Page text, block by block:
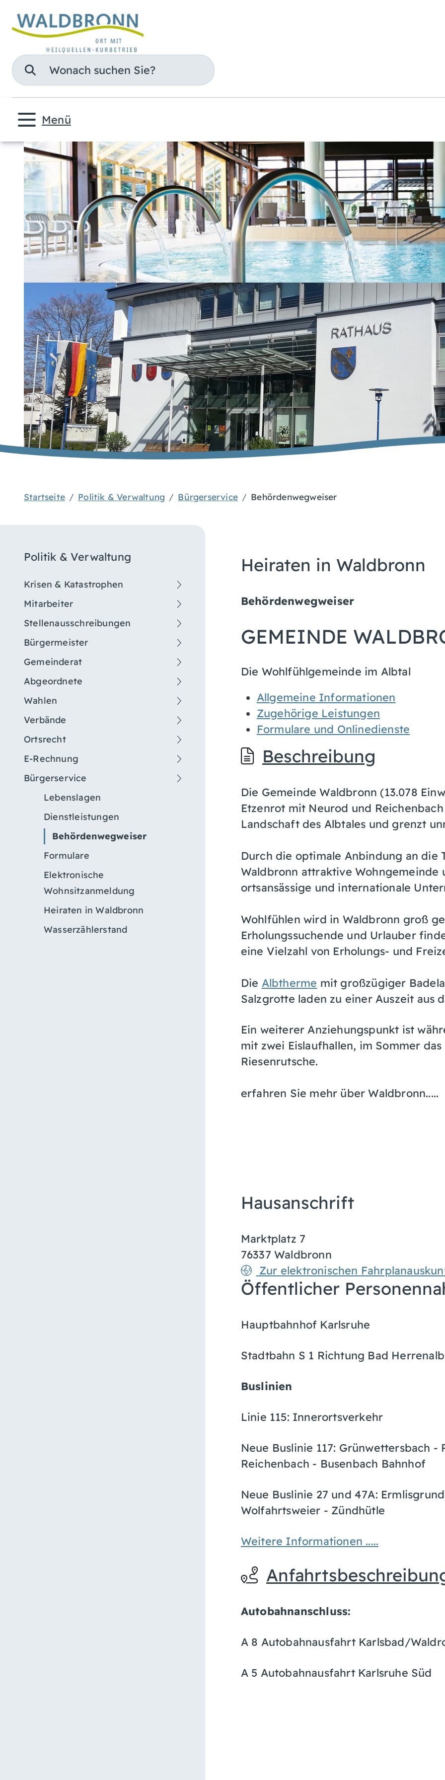
Suche
Menü
Startseite Politik & Verwaltung Bürgerservice Behördenwegweiser
Politik & Verwaltung
Krisen & Katastrophen
Mitarbeiter
Stellenausschreibungen
Bürgermeister
Gemeinderat
Abgeordnete
Wahlen
Verbände
Ortsrecht
E-Rechnung
Bürgerservice
Lebenslagen
Dienstleistungen
Behördenwegweiser
Formulare
Elektronische
Wohnsitzanmeldung
Heiraten in Waldbronn
Wasserzählerstand
Heiraten in Waldbronn
Behördenwegweiser
GEMEINDE
Die Wohlfühlgemeinde im Albtal
Allgemeine Informationen
Zugehörige Leistungen
Formulare und Onlinedienste
Beschreibung
Die Gemeinde Waldbronn (13.078
Etzenrot mit Neurod und
Landschaft des Albtales und grenzt
Durch die optimale Anbindung an die
Waldbronn attraktive
ortsansässige und internationale
Wohlfühlen wird in Waldbronn groß
Erholungssuchende und Urlauber
eine Vielzahl von Erholungs- und
Die Albtherme mit großzügiger
Salzgrotte laden zu einer Auszeit aus
Ein weiterer Anziehungspunkt ist
mit zwei Eislaufhallen, im Sommer
Riesenrutsche.
erfahren Sie mehr über Waldbronn.....
Hausanschrift
Marktplatz 7
76337 Waldbronn
Zur elektronischen
Öffentlicher
Hauptbahnhof Karlsruhe
Stadtbahn S 1 Richtung Bad
Buslinien
Linie 115: Innerortsverkehr
Neue Buslinie 117: Grünwettersbach
Reichenbach - Busenbach Bahnhof
Neue Buslinie 27 und 47A:
Wolfahrtsweier - Zündhütle
Weitere Informationen .....
Autobahnanschluss:
A 8 Autobahnausfahrt Karlsbad/
A 5 Autobahnausfahrt Karlsruhe Süd